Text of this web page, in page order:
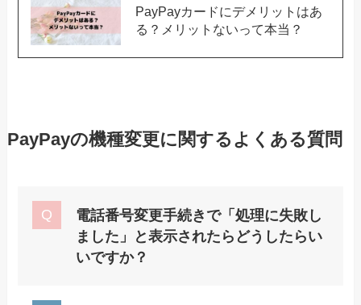
PayPayカードにデメリットはあ
る？メリットないって本当？
PayPayの機種変更に関するよくある質問
電話番号変更手続きで「処理に失敗し
ました」と表示された らどうしたらい
いですか？